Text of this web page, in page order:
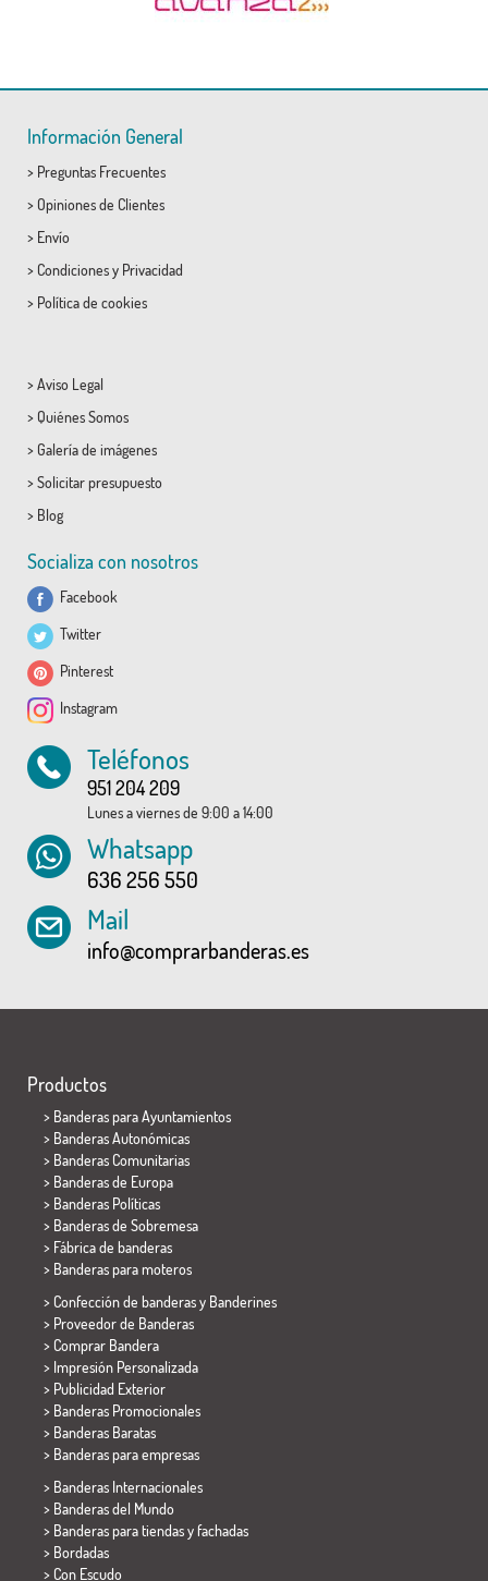
Información General
> Preguntas Frecuentes
> Opiniones de Clientes
> Envío
> Condicionesy Privacidad
> Política de cookies
> Aviso Legal
> Quiénes Somos
> Galería de imágenes
> Solicitar presupuesto
> Blog
Socializa con nosotros
Facebook
Twitter
Pinterest
Instagram
Teléfonos
951 204 209
Lunes a viernes de 9:00 a 14:00
Whatsapp
636 256 550
Mail
info@comprarbanderas.es
Productos
> Banderas para Ayuntamientos
> Banderas Autonómicas
> Banderas Comunitarias
> Banderas de Europa
> Banderas Políticas
> Banderas de Sobremesa
> Fábrica de banderas
> Banderas para moteros
> Confección de banderas y Banderines
> Proveedor de Banderas
> Comprar Bandera
> Impresión Personalizada
> Publicidad Exterior
> Banderas Promocionales
> Banderas Baratas
> Banderas para empresas
> Banderas Internacionales
> Banderas del Mundo
> Banderas para tiendas y fachadas
> Bordadas
> Con Escudo